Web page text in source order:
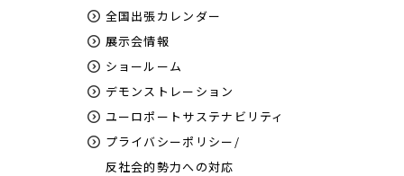
全国出張カレンダー
展示会情報
ショールーム
デモンストレーション
ユーロポートサステナビリティ
プライバシーポリシー/
反社会的勢力への対応